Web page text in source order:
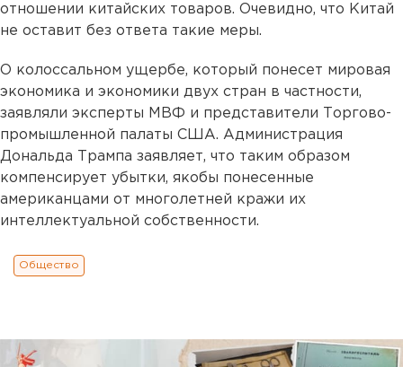
отношении китайских товаров. Очевидно, что Китай
не оставит без ответа такие меры.
О колоссальном ущербе, который понесет мировая
экономика и экономики двух стран в частности,
заявляли эксперты МВФ и представители Торгово-
промышленной палаты США. Администрация
Дональда Трампа заявляет, что таким образом
компенсирует убытки, якобы понесенные
американцами от многолетней кражи их
интеллектуальной собственности.
Общество